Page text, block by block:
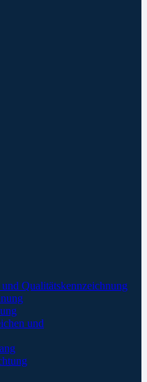
Qualitätskennzeichnung
und